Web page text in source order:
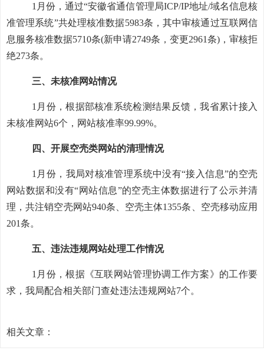
1 月份，通过“安徽省通信管理局ICP/IP地址/域名信息核
准管理系统”共处理核准数据5983条，其中审核通过互联网信
息服务核准数据5710条(新申请2749条，变更2961条)，审核拒
绝273条。
三、未核准网站情况
1月份，根据部核准系统检测结果反馈，我省累计接入
未核准网站6个，网站核准率99.99%。
四、开展空壳类网站的清理情况
1 月份，我局对核准管理系统中没有“接入信息”的空壳
网站数据和没有“网站信息”的空壳主体数据进行了公示并清
理，共注销空壳网站940条、空壳主体1355条 、空壳移动应用
201条。
五、违法违规网站处理工作情况
1 月份，根据《互联网站管理协调工作方案》的工作要
求，我局配合相关部门查处违法违规网站7个。
相关文章：